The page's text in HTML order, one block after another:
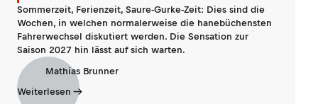
Sommerzeit, Ferienzeit, Saure-Gurke-Zeit: Dies sind die
Wochen, in welchen normalerweise die hanebüchensten
Fahrerwechsel diskutiert werden. Die Sensation zur
Saison 2027 hin lässt auf sich warten.
Mathias Brunner
Weiterlesen